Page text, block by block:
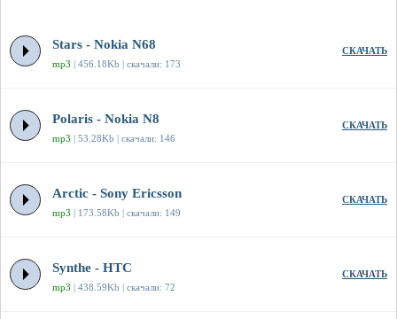
Stars - Nokia N68
mp3 | 456.18Kb | скачали: 173
СКАЧАТЬ
Polaris - Nokia N8
mp3 | 53.28Kb | скачали: 146
СКАЧАТЬ
Arctic - Sony Ericsson
mp3 | 173.58Kb | скачали: 149
СКАЧАТЬ
Synthe - HTC
mp3 | 438.59Kb | скачали: 72
СКАЧАТЬ